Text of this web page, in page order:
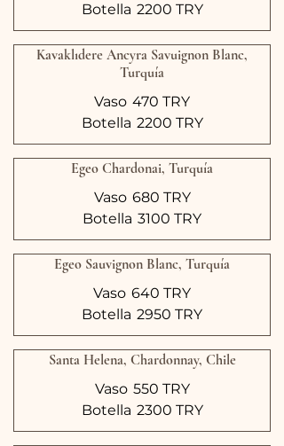
Botella 2200 TRY
Kavaklıdere Ancyra Savuignon Blanc,
Turquía
Vaso 470 TRY
Botella 2200 TRY
Egeo Chardonai, Turquía
Vaso 680 TRY
Botella 3100 TRY
Egeo Sauvignon Blanc, Turquía
Vaso 640 TRY
Botella 2950 TRY
Santa Helena, Chardonnay, Chile
Vaso 550 TRY
Botella 2300 TRY